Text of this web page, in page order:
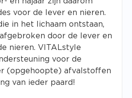
voor de lever en nieren.
in het lichaam ontstaan,
door de lever en
nieren. VITALstyle
voor de
(opgehoopte) afvalstoffen
van ieder paard!